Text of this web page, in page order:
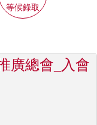
等候錄取
廣總會_入會